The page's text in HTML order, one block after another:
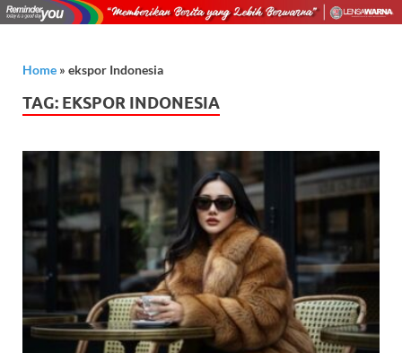
Home » ekspor Indonesia
TAG: EKSPOR INDONESIA